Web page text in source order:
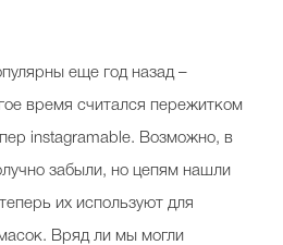
еще год назад –
время считался пережитком
instagramable. Возможно, в
забыли, но цепям нашли
их используют для
Вряд ли мы могли